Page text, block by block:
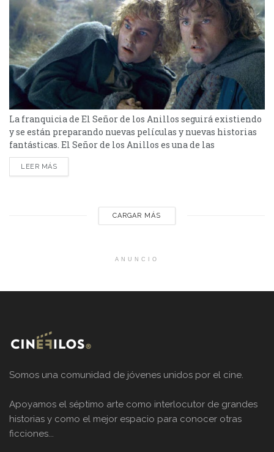
La franquicia de El Señor de los Anillos seguirá existiendo
y se están preparando nuevas películas y nuevas historias
fantásticas. El Señor de los Anillos es una de las
franquicias más populares de la historia, encabeza los
favoritos del público junto con Star Wars y Harry Potter. En
LEER MÁS
CARGAR MÁS
ANUNCIO
Somos una comunidad de jóvenes unidos por el cine.
Apoyamos el séptimo arte como interlocutor de grandes
historias y como el mejor espacio para conocer otras
ficciones...